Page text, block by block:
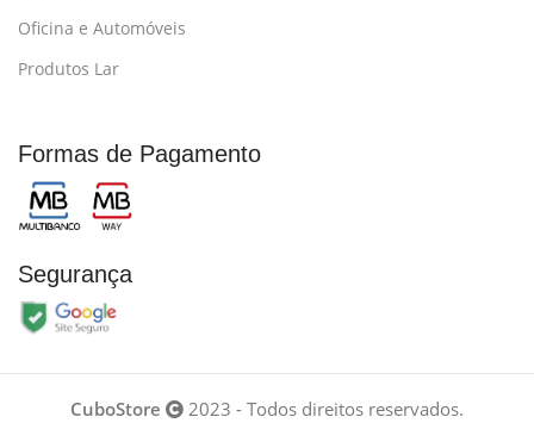
Oficina e Automóveis
Produtos Lar
Formas de Pagamento
Segurança
CuboStore 2023 - Todos direitos reservados.